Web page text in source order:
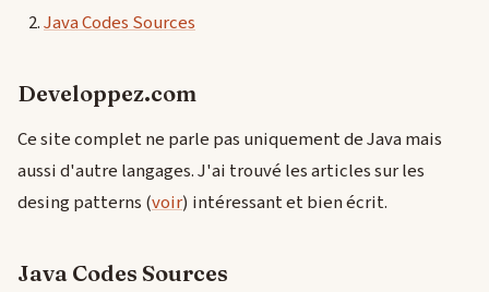
Java Codes Sources
Developpez.com
Ce site complet ne parle pas uniquement de Java mais
aussi d'autre langages. J'ai trouvé les articles sur les
desing patterns (voir) intéressant et bien écrit.
Java Codes Sources